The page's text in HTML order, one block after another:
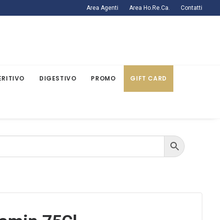
Area Agenti Area Ho.Re.Ca. Contatti
DIGESTIVO PROMO GIFT CARD